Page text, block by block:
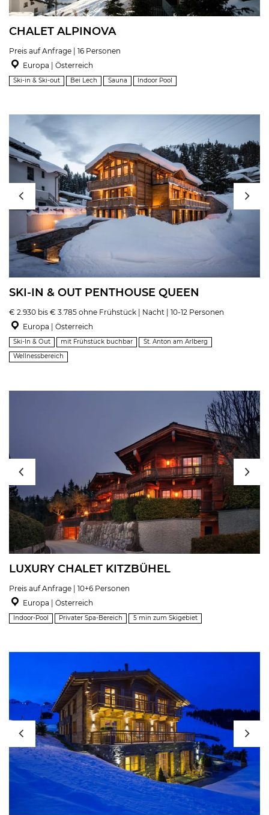
CHALET ALPINOVA
Preis auf Anfrage | 16 Personen
Europa | Österreich
Ski-in & Ski-out Bei Lech Sauna Indoor Pool
SKI-IN & OUT PENTHOUSE QUEEN
€ 2.930 bis € 3.785 ohne Frühstück | Nacht | 10-12 Personen
Europa | Österreich
Ski-In & Out mit Frühstück buchbar
St. Anton am Arlberg
Wellnessbereich
LUXURY CHALET KITZBÜHEL
Preis auf Anfrage | 10+6 Personen
Europa | Österreich
Indoor-Pool Privater Spa-Bereich 5 min zum Skigebiet